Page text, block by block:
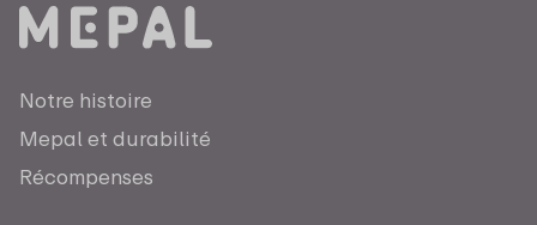
Notre histoire
Mepal et durabilité
Récompenses